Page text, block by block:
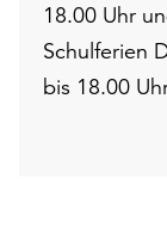
18.00 Uhr
Schulferien
bis 18.00